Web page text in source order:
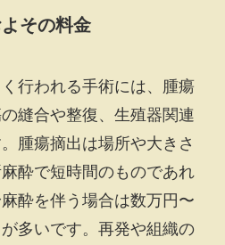
その料金
行われる手術には、腫瘍
縫合や整復、生殖器関連
腫瘍摘出は場所や大きさ
酔で短時間のものであれ
酔を伴う場合は数万円〜
多いです。再発や組織の